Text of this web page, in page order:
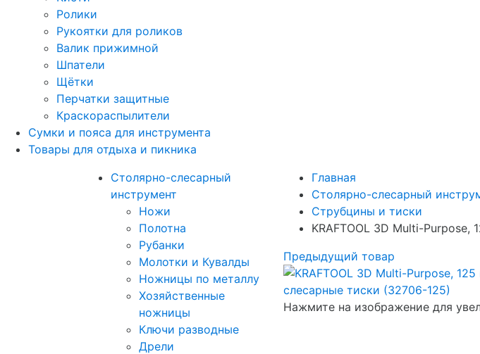
Ролики
Рукоятки для роликов
Валик прижимной
Шпатели
Щётки
Перчатки защитные
Краскораспылители
Сумки и пояса для инструмента
Товары для отдыха и пикника
Столярно-слесарный
инструмент
Ножи
Полотна
Рубанки
Молотки и Кувалды
Ножницы по металлу
Хозяйственные
ножницы
Ключи разводные
Дрели
Главная
Столярно-слесарный
Струбцины и тиски
KRAFTOOL 3D Multi-
Предыдущий товар
Нажмите на изображение для